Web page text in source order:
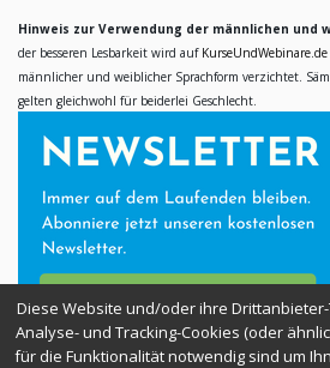
Hinweis zur Verwendung der männlichen und
der besseren Lesbarkeit wird auf KurseUndWebinare.de
männlicher und weiblicher Sprachform verzichtet.
gelten gleichwohl für beiderlei Geschlecht.
Diese Website und/oder ihre
Analyse- und Tracking-Cookies (oder
für die Funktionalität notwendig sind um